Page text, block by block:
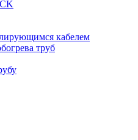
кабелем
труб